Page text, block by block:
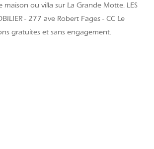
ou villa sur La Grande Motte. LES
- 277 ave Robert Fages - CC Le
gratuites et sans engagement.